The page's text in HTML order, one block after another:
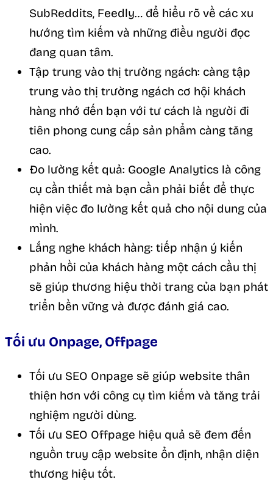
SubReddits, Feedly… để hiểu rõ về các xu
hướng tìm kiếm và những điều người đọc
đang quan tâm.
Tập trung vào thị trường ngách: càng tập
trung vào thị trường ngách cơ hội khách
hàng nhớ đến bạn với tư cách là người đi
tiên phong cung cấp sản phẩm càng tăng
cao.
Đo lường kết quả: Google Analytics là công
cụ cần thiết mà bạn cần phải biết để thực
hiện việc đo lường kết quả cho nội dung của
mình.
Lắng nghe khách hàng: tiếp nhận ý kiến
phản hồi của khách hàng một cách cầu thị
sẽ giúp thương hiệu thời trang của bạn phát
triển bền vững và được đánh giá cao.
Tối ưu Onpage, Offpage
Tối ưu SEO Onpage sẽ giúp website thân
thiện hơn với công cụ tìm kiếm và tăng trải
nghiệm người dùng.
Tối ưu SEO Offpage hiệu quả sẽ đem đến
nguồn truy cập website ổn định, nhận diện
thương hiệu tốt.